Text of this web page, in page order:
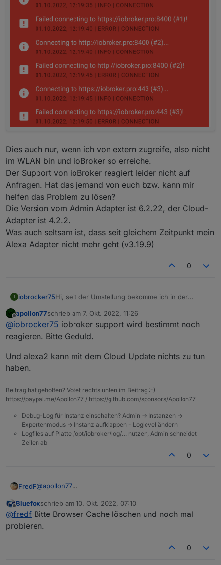
Dies auch nur, wenn ich von extern zugreife, also nicht
im WLAN bin und ioBroker so erreiche.
Der Support von ioBroker reagiert leider nicht auf
Anfragen. Hat das jemand von euch bzw. kann mir
helfen das Problem zu lösen?
Die Version vom Admin Adapter ist 6.2.22, der Cloud-
Adapter ist 4.2.2.
Was auch seltsam ist, dass seit gleichem Zeitpunkt mein
Alexa Adapter nicht mehr geht (v3.19.9)
0
I iobrocker75Hi, seit der Umstellung bekomme ich in der
und direkt danach diese:
Dies auch nur, wenn ich von extern zugreife, also
nicht im WLAN bin und ioBroker so erreiche.
Der Support von ioBroker reagiert leider nicht auf
helfen das Problem zu lösen?
Die Version vom Admin Adapter ist 6.2.22, der
mein Alexa Adapter nicht mehr geht (v3.19.9)
Offline
apollon77schrieb am 7. Okt. 2022, 11:26
zuletzt editiert von
@iobrocker75 iobroker support wird bestimmt noch
reagieren. Bitte Geduld.
Und alexa2 kann mit dem Cloud Update nichts zu tun
haben.
Beitrag hat geholfen? Votet rechts unten im Beitrag :-)
https://paypal.me/Apollon77 / https://github.com/sponsors/Apollon77
Debug-Log für Instanz einschalten? Admin -> Instanzen ->
Expertenmodus -> Instanz aufklappen - Loglevel ändern
Logfiles auf Platte /opt/iobroker/log/… nutzen, Admin schneidet
Zeilen ab
0
FredF@apollon77
einstellen.
Keine Fehlermeldungen im Log.
Komt aus diesem Beitrag:
https://forum.iobroker.net/topic/58444/cloud-0-adapter-
fehlermeldung-admin-instance-not-defined?
Offline
Bluefoxschrieb am 10. Okt. 2022, 07:10
zuletzt editiert von
@fredf Bitte Browser Cache löschen und noch mal
probieren.
0